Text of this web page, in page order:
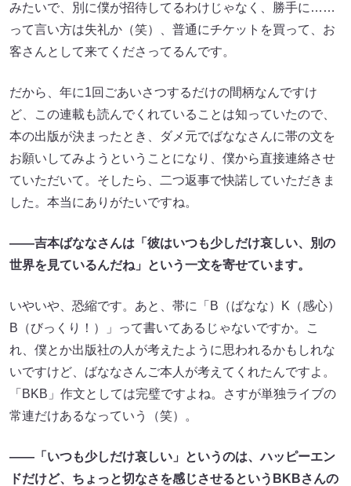
みたいで、別に僕が招待してるわけじゃなく、勝手に……
って言い方は失礼か（笑）、普通にチケットを買って、お
客さんとして来てくださってるんです。
だから、年に1回ごあいさつするだけの間柄なんですけ
ど、この連載も読んでくれていることは知っていたので、
本の出版が決まったとき、ダメ元でばななさんに帯の文を
お願いしてみようということになり、僕から直接連絡させ
ていただいて。そしたら、二つ返事で快諾していただきま
した。本当にありがたいですね。
――吉本ばななさんは「彼はいつも少しだけ哀しい、別の
世界を見ているんだね」という一文を寄せています。
いやいや、恐縮です。あと、帯に「B（ばなな）K（感心）
B（びっくり！）」って書いてあるじゃないですか。こ
れ、僕とか出版社の人が考えたように思われるかもしれな
いですけど、ばななさんご本人が考えてくれたんですよ。
「BKB」作文としては完璧ですよね。さすが単独ライブの
常連だけあるなっていう（笑）。
――「いつも少しだけ哀しい」というのは、ハッピーエン
ドだけど、ちょっと切なさを感じさせるというBKBさんの